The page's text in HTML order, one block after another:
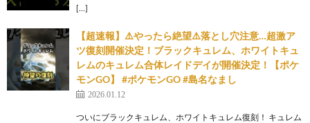
[…]
【超速報】⚠️やったら絶望⚠️落とし穴注意…超激ア
ツ復刻開催決定！ブラックキュレム、ホワイトキュ
レムのキュレム合体レイドデイが開催決定！【ポケ
モンGO】 #ポケモンGO #島名なまし
2026.01.12
ついにブラックキュレム、ホワイトキュレム復刻！ キュレム